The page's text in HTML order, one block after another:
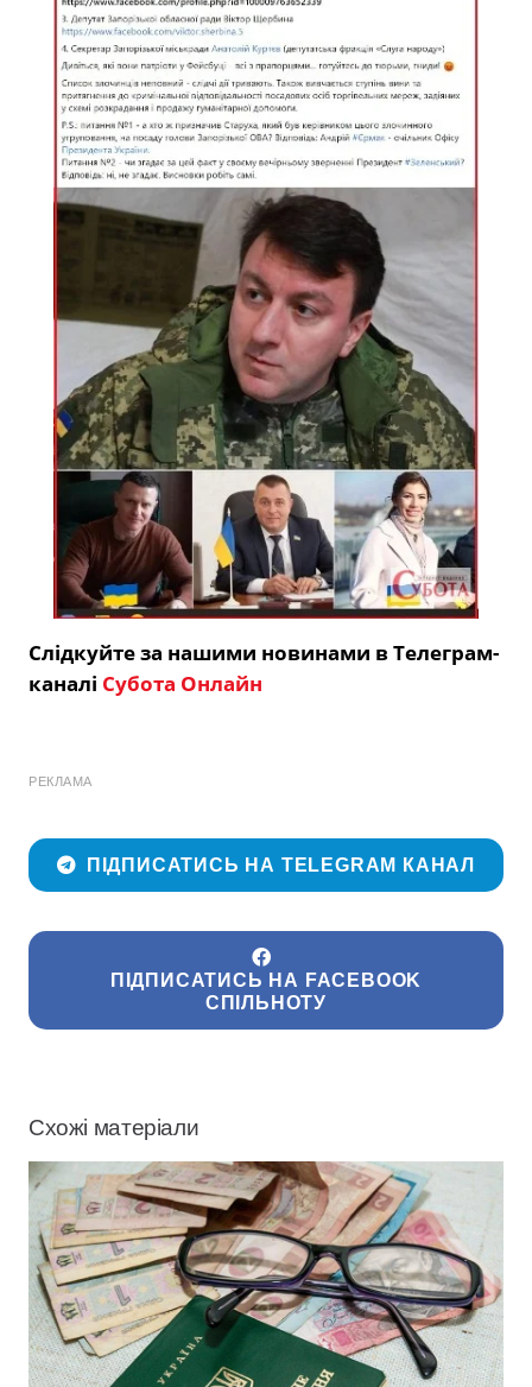
Слідкуйте за нашими новинами в Телеграм-
каналі Субота Онлайн
РЕКЛАМА
ПІДПИСАТИСЬ НА TELEGRAM КАНАЛ
ПІДПИСАТИСЬ НА FACEBOOK
СПІЛЬНОТУ
Схожі матеріали